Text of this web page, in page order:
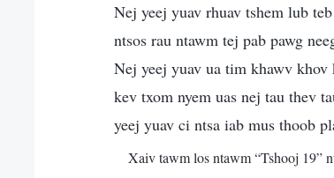
Nej yeej yuav rhuav tshem lub
ntsos rau ntawm tej pab pawg
Nej yeej yuav ua tim khawv
kev txom nyem uas nej tau thev
yeej yuav ci ntsa iab mus thoob
Xaiv tawm los ntawm “Tshooj 19”